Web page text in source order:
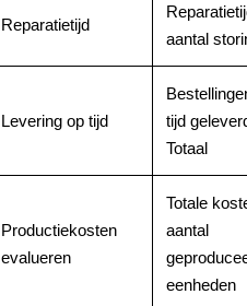
Reparatietijd
aantal
Levering op tijd
tijd
Totaal
Productiekosten
evalueren
Totale
aantal
eenheden